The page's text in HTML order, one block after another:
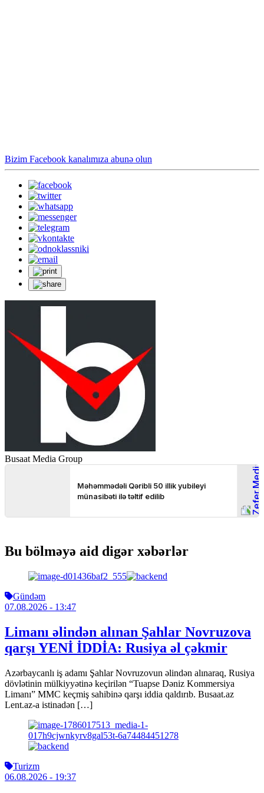
Bizim Facebook kanalımıza abunə olun
Busaat Media Group
Bu bölməyə aid digər xəbərlər
Gündəm
07.08.2026 - 13:47
Limanı əlindən alınan Şahlar Novruzova
qarşı YENİ İDDİA: Rusiya əl çəkmir
Azərbaycanlı iş adamı Şahlar Novruzovun əlindən alınaraq, Rusiya
dövlətinin mülkiyyətinə keçirilən “Tuapse Dəniz Kommersiya
Limanı” MMC keçmiş sahibinə qarşı iddia qaldırıb. Busaat.az
Lent.az-a istinadən […]
Turizm
06.08.2026 - 19:37